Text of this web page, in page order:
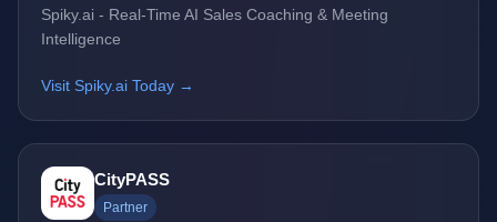
Spiky.ai - Real-Time AI Sales Coaching & Meeting
Intelligence
Visit Spiky.ai Today →
CityPASS
Partner